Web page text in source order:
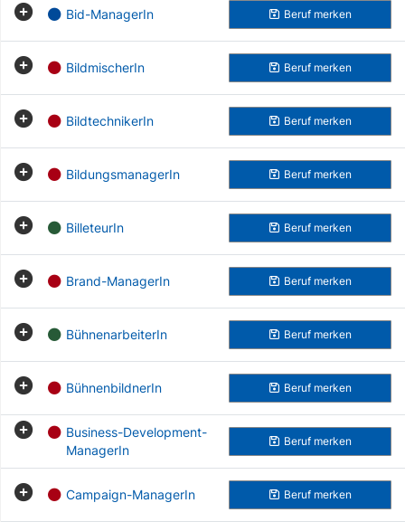
Bid-ManagerIn Beruf merken
BildmischerIn Beruf merken
BildtechnikerIn Beruf merken
BildungsmanagerIn Beruf merken
BilleteurIn Beruf merken
Brand-ManagerIn Beruf merken
BühnenarbeiterIn Beruf merken
BühnenbildnerIn Beruf merken
Business-Development-
ManagerIn
Beruf merken
Campaign-ManagerIn Beruf merken